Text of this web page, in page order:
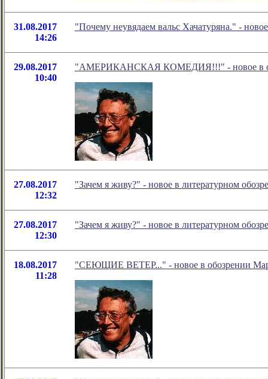
31.08.2017
14:26
"Почему неувядаем вальс Хачатуряна." -
29.08.2017
10:40
"АМЕРИКАНСКАЯ КОМЕДИЯ!!!" - новое в
27.08.2017
12:32
"Зачем я живу?" - новое в литературном
27.08.2017
12:30
"Зачем я живу?" - новое в литературном
18.08.2017
11:28
"СЕЮЩИЕ ВЕТЕР..." - новое в обозрении